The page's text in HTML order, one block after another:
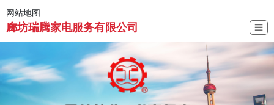
网站地图
廊坊瑞腾家电服务有限公司 ☰